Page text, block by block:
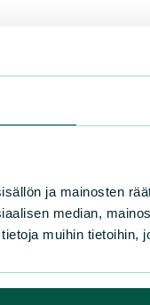
ja mainosten
median,
muihin tietoihin,